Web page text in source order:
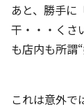
あと、勝手に
干・・・くさ
も店内も所謂
これは意外で